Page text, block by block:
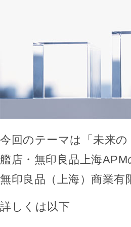
今回のテーマは「未来
艦店・無印良品上海
無印良品（上海）商業
詳しくは以下